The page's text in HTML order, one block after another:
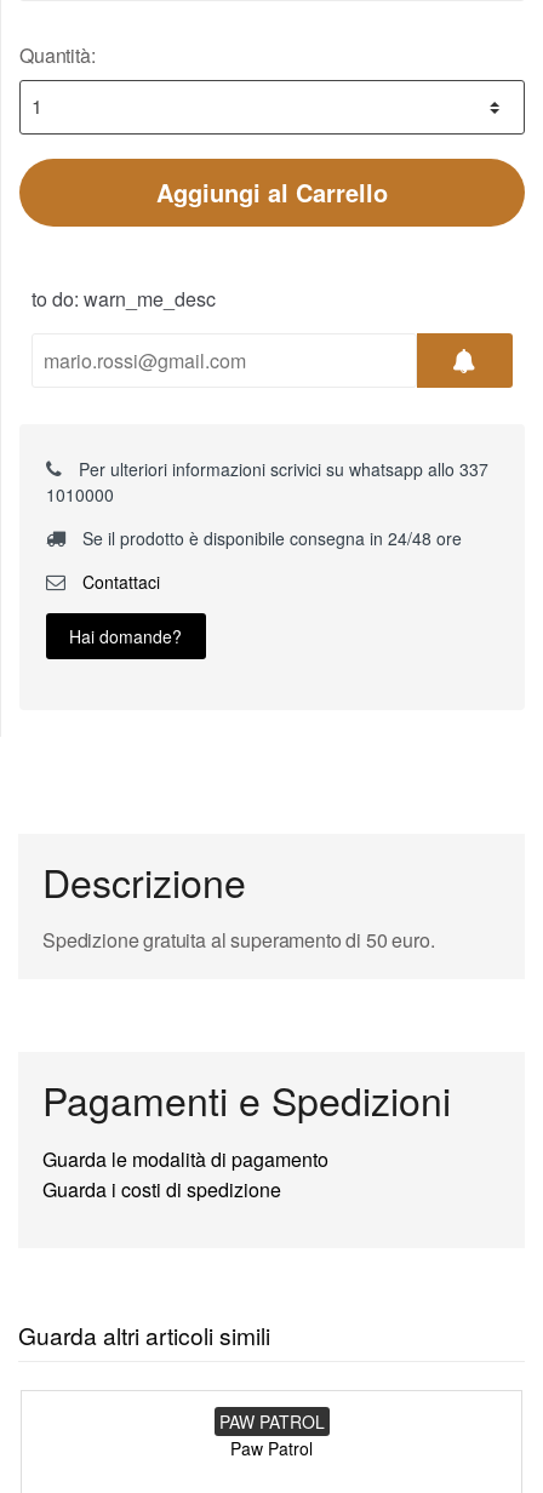
Quantità:
Aggiungi al Carrello
to do: warn_me_desc
Per ulteriori informazioni scrivici su whatsapp allo 337
1010000
Se il prodotto è disponibile consegna in 24/48 ore
Contattaci
Hai domande?
Descrizione
Spedizione gratuita al superamento di 50 euro.
Pagamenti e Spedizioni
Guarda le modalità di pagamento
Guarda i costi di spedizione
Guarda altri articoli simili
PAW PATROL
Paw Patrol